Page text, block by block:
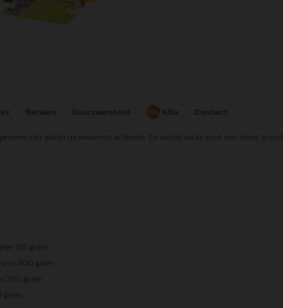
Betalen Duurzaamheid KiKa Contact
met alleen de lekkerste artikelen. Zo wordt kerst echt een feest, enjoy!
125 gram
400 gram
200 gram
gram